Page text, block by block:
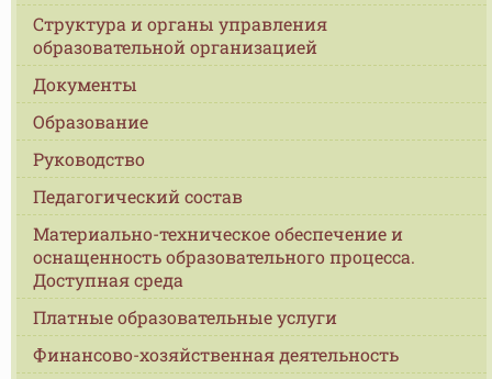
Структура и органы управления
образовательной организацией
Документы
Образование
Руководство
Педагогический состав
Материально-техническое обеспечение и
оснащенность образовательного процесса.
Доступная среда
Платные образовательные услуги
Финансово-хозяйственная деятельность